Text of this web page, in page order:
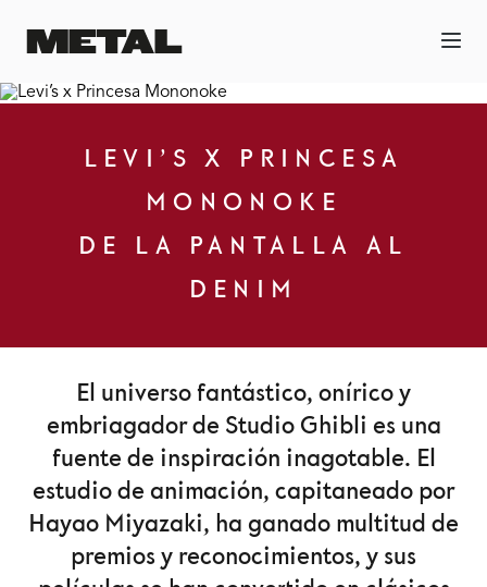
LEVI’S X PRINCESA
MONONOKE
DE LA PANTALLA AL
DENIM
El universo fantástico, onírico y
embriagador de Studio Ghibli es una
fuente de inspiración inagotable. El
estudio de animación, capitaneado por
Hayao Miyazaki, ha ganado multitud de
premios y reconocimientos, y sus